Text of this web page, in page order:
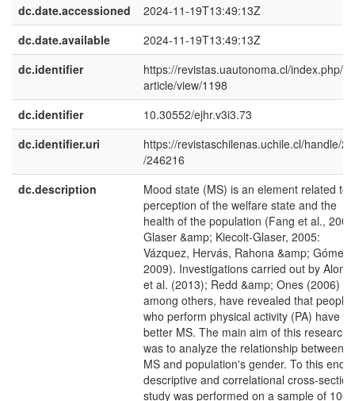
dc.date.accessioned
2024-11-19T13:49:13Z
dc.date.available
2024-11-19T13:49:13Z
dc.identifier
https://revistas.uautonoma.cl/index.php/
article/view/1198
dc.identifier
10.30552/ejhr.v3i3.73
dc.identifier.uri
https://revistaschilenas.uchile.cl/handle/
/246216
dc.description
Mood state (MS) is an element related to
perception of the welfare state and the
health of the population (Fang et al.,
Glaser &amp; Kiecolt-Glaser, 2005:
Vázquez, Hervás, Rahona &amp; Gómez,
2009). Investigations carried out by
et al. (2013); Redd &amp; Ones (2006) or
among others, have revealed that people
who perform physical activity (PA) have
better MS. The main aim of this research
was to analyze the relationship between
MS and population's gender. To this end,
descriptive and correlational cross-
study was performed on a sample of 1002